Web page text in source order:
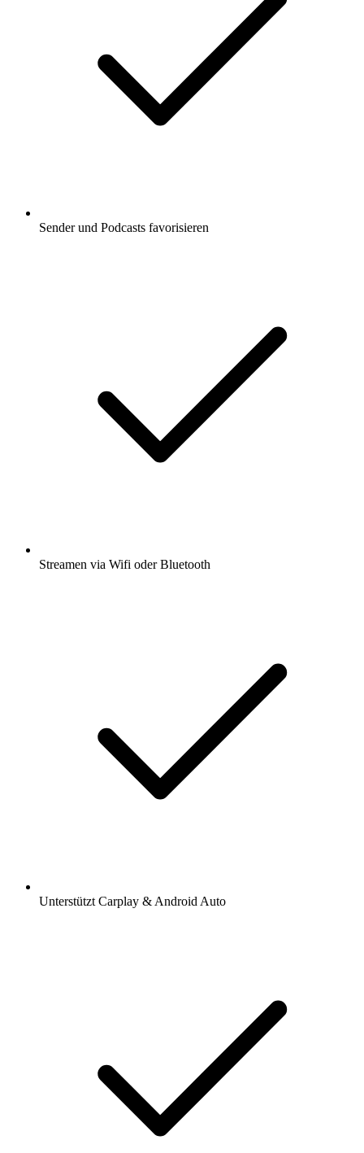
Sender und Podcasts favorisieren
Streamen via Wifi oder Bluetooth
Unterstützt Carplay & Android Auto